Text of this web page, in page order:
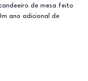
de mesa feito
ano adicional de